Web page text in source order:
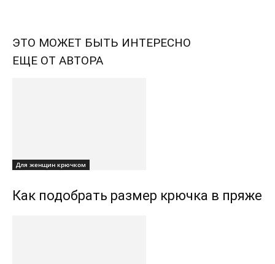
ЭТО МОЖЕТ БЫТЬ ИНТЕРЕСНО
ЕЩЕ ОТ АВТОРА
Для женщин крючком
Как подобрать размер крючка в пряже